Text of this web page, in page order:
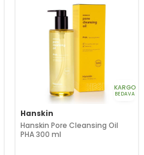
KARGO
BEDAVA
Hanskin
Hanskin Pore Cleansing Oil
PHA 300 ml